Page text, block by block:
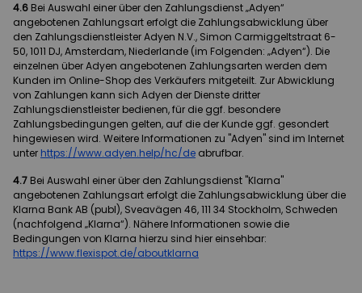
4.6 Bei Auswahl einer über den Zahlungsdienst „Adyen“
angebotenen Zahlungsart erfolgt die Zahlungsabwicklung über
den Zahlungsdienstleister Adyen N.V., Simon Carmiggeltstraat 6-
50, 1011 DJ, Amsterdam, Niederlande (im Folgenden: „Adyen“). Die
einzelnen über Adyen angebotenen Zahlungsarten werden dem
Kunden im Online-Shop des Verkäufers mitgeteilt. Zur Abwicklung
von Zahlungen kann sich Adyen der Dienste dritter
Zahlungsdienstleister bedienen, für die ggf. besondere
Zahlungsbedingungen gelten, auf die der Kunde ggf. gesondert
hingewiesen wird. Weitere Informationen zu "Adyen" sind im Internet
unter https://www.adyen.help/hc/de abrufbar.
4.7 Bei Auswahl einer über den Zahlungsdienst "Klarna"
angebotenen Zahlungsart erfolgt die Zahlungsabwicklung über die
Klarna Bank AB (publ), Sveavägen 46, 111 34 Stockholm, Schweden
(nachfolgend „Klarna“). Nähere Informationen sowie die
Bedingungen von Klarna hierzu sind hier einsehbar:
https://www.flexispot.de/aboutklarna